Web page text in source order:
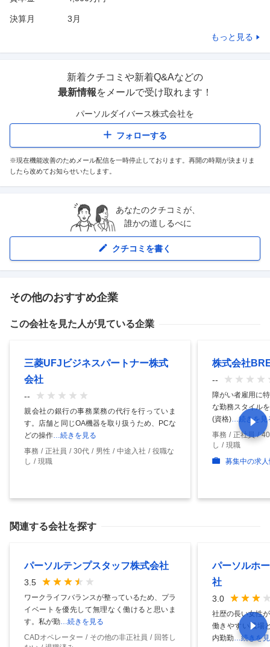
決算月 3 月
もっと見る
新着クチコミや新着Q&Aなどの
最新情報をメールで受け取れます！
パーソルダイバース株式会社を
フォローする
※現在機能改善のためメール配信を一時停止しております。再開の時期が決まりま
したら改めてお知らせいたします。
あなたのクチコミが、
誰かの道しるべに
クチコミを書く
その他のおすすめ企業
この会社を見た人が見ている企業
三菱UFJビジネスパートナー株式
会社
--
親会社の銀行の事務業務の代行を行っていま
す。店舗と同じOA機器を取り扱うため、PCな
どの操作 …続きを見る
事務
正社員 30代 男性 中途入社
役職な
し
現職
株式会社
--
障がい者雇用に
な勤務スタイル
(資格) …続きを見
事務
正社員
し
現職
募集中の求
関連する会社を探す
パーソルテンプスタッフ株式会社
3.5
ワークライフバランスが整っているため、プラ
イベートを優先して無理なく働けると思いま
す。私が勤 …続きを見る
CADオペレーター
その他の非正社員
回答し
パーソルホ
社
3.0
社歴の長い女性
働きやすい職場
内勤勤 …続きを